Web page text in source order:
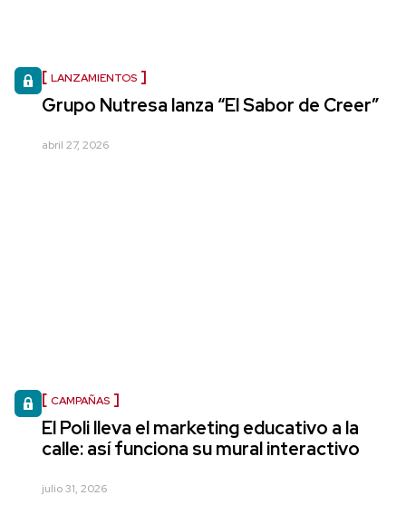
LANZAMIENTOS
Grupo Nutresa lanza “El Sabor de Creer”
abril 27, 2026
CAMPAÑAS
El Poli lleva el marketing educativo a la
calle: así funciona su mural interactivo
julio 31, 2026